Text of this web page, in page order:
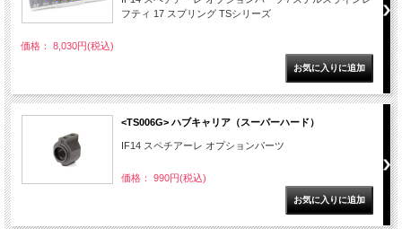
フティ 17 スプリング TSシリーズ
価格： 8,030円(税込)
<TS006G> ハブキャリア（スーパーハード）
IF14 スペチアーレ オプションパーツ
価格： 990円(税込)